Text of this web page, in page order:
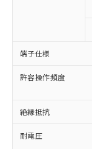
端子仕様
許容操作頻度
絶縁抵抗
耐電圧
以下の条
本
商
(税
当
本
こ
対応予定
非含有に
調査・確
非含有の
商品です。
害物質有
仕入先様
いたもの
「○」：
基準値以
「×」：
基準値を
「－」：
当